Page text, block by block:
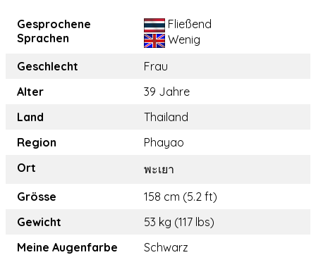
Gesprochene
Sprachen
Fließend
Wenig
Geschlecht
Frau
Alter
39 Jahre
Land
Thailand
Region
Phayao
Ort
พะเยา
Grösse
158 cm (5.2 ft)
Gewicht
53 kg (117 lbs)
Meine Augenfarbe
Schwarz